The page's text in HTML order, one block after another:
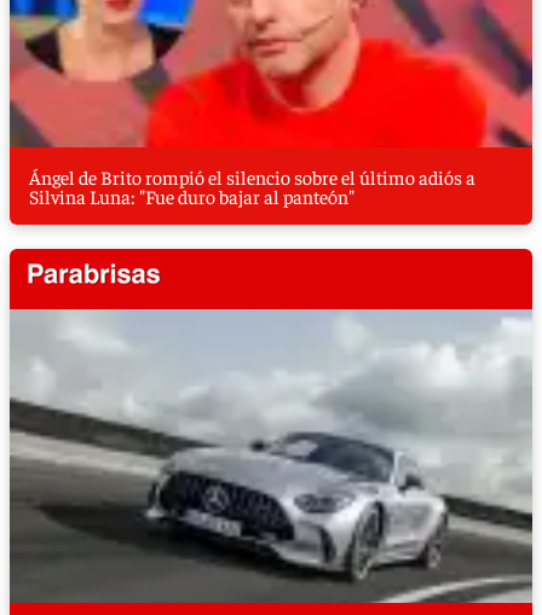
Ángel de Brito rompió el silencio sobre el último adiós a
Silvina Luna: "Fue duro bajar al panteón"